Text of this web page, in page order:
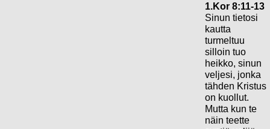
1.Kor 8:11-13
Sinun tietosi
kautta
turmeltuu
silloin tuo
heikko, sinun
veljesi, jonka
tähden Kristus
on kuollut.
Mutta kun te
näin teette